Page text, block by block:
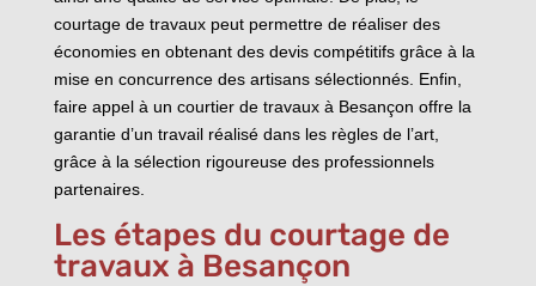
courtage de travaux peut permettre de réaliser des
économies en obtenant des devis compétitifs grâce à la
mise en concurrence des artisans sélectionnés. Enfin,
faire appel à un courtier de travaux à Besançon offre la
garantie d’un travail réalisé dans les règles de l’art,
grâce à la sélection rigoureuse des professionnels
partenaires.
Les étapes du courtage de
travaux à Besançon